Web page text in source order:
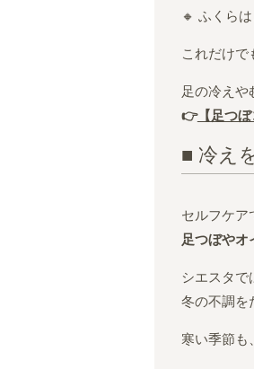
🔸 ふくら
これだけで
足の冷えや
👉【足つぼ
■ 冷え
セルフケア
足つぼやオ
シエスタで
冬の不調を
寒い季節